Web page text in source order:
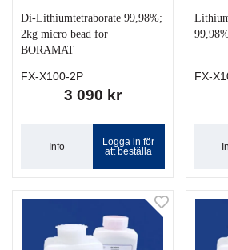
Di-Lithiumtetraborate 99,98%;
2kg micro bead for
BORAMAT
FX-X100-2P
3 090 kr
Info
Logga in för
att beställa
FX-